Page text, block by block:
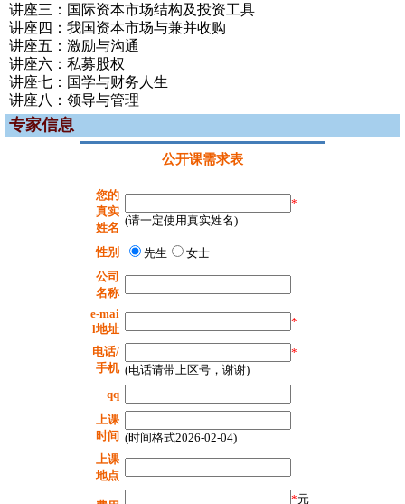
讲座三：国际资本市场结构及投资工具
讲座四：我国资本市场与兼并收购
讲座五：激励与沟通
讲座六：私募股权
讲座七：国学与财务人生
讲座八：领导与管理
专家信息
公开课需求表
您的
真实
姓名
*
(请一定使用真实姓名)
性别 先生
女士
公司
名称
e-mai
l地址
*
电话/
手机
*
(电话请带上区号，谢谢)
qq
上课
时间 (时间格式2026-02-04)
上课
地点
*元